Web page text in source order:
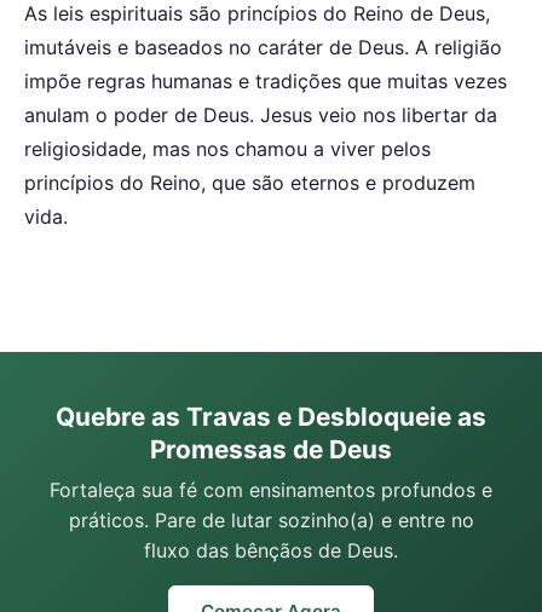
As leis espirituais são princípios do Reino de Deus,
imutáveis e baseados no caráter de Deus. A religião
impõe regras humanas e tradições que muitas vezes
anulam o poder de Deus. Jesus veio nos libertar da
religiosidade, mas nos chamou a viver pelos
princípios do Reino, que são eternos e produzem
vida.
Quebre as Travas e Desbloqueie as
Promessas de Deus
Fortaleça sua fé com ensinamentos profundos e
práticos. Pare de lutar sozinho(a) e entre no
fluxo das bênçãos de Deus.